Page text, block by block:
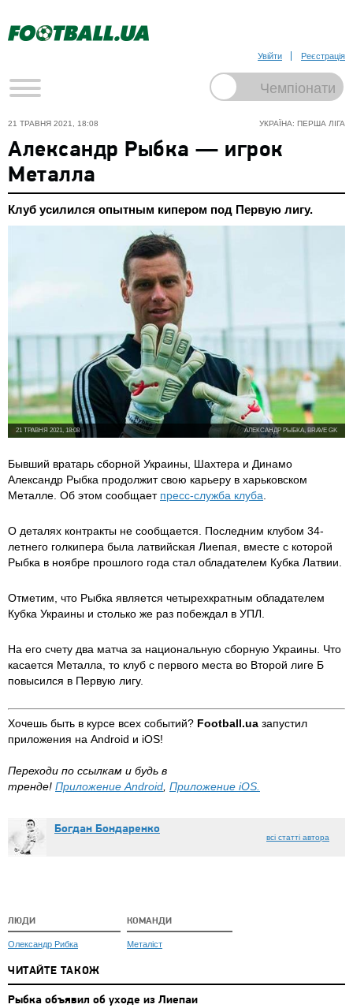
Увійти Реєстрація
УКРАЇНА: ПЕРША ЛІГА
21 ТРАВНЯ 2021, 18:08
Александр Рыбка — игрок
Металла
Клуб усилился опытным кипером под Первую лигу.
АЛЕКСАНДР РЫБКА, BRAVE GK
21 ТРАВНЯ 2021, 18:08
Бывший вратарь сборной Украины, Шахтера и Динамо
Александр Рыбка продолжит свою карьеру в харьковском
Металле. Об этом сообщает пресс-служба клуба.
О деталях контракты не сообщается. Последним клубом 34-
летнего голкипера была латвийская Лиепая, вместе с которой
Рыбка в ноябре прошлого года стал обладателем Кубка Латвии.
Отметим, что Рыбка является четырехкратным обладателем
Кубка Украины и столько же раз побеждал в УПЛ.
На его счету два матча за национальную сборную Украины. Что
касается Металла, то клуб с первого места во Второй лиге Б
повысился в Первую лигу.
Хочешь быть в курсе всех событий? Football.ua запустил
приложения на Android и iOS!
​Переходи по ссылкам и будь в
тренде! Приложение Android, Приложение iOS.
Богдан Бондаренко
всі статті автора
ЛЮДИ
Олександр Рибка
КОМАНДИ
Металіст
ЧИТАЙТЕ ТАКОЖ
Рыбка объявил об уходе из Лиепаи